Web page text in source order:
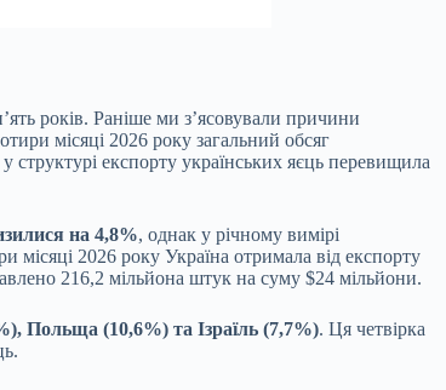
років. Раніше ми з’ясовували причини
місяці 2026 року загальний обсяг
експорту українських яєць перевищила
на 4,8%, однак у річному вимірі
2026 року Україна отримала від експорту
216,2 мільйона штук на суму $24 мільйони.
Польща (10,6%) та Ізраїль (7,7%). Ця четвірка